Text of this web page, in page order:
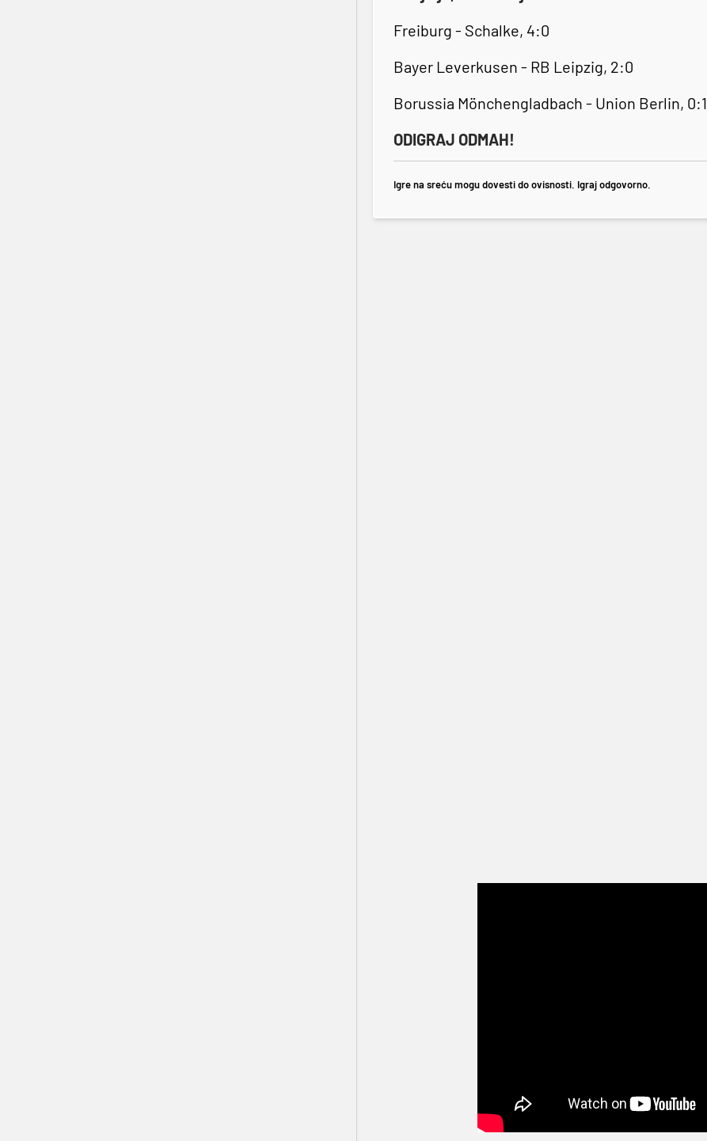
Freiburg - Schalke, 4:0
Bayer Leverkusen - RB Leipzig, 2:0
Borussia Mönchengladbach - Union Berlin, 0:1
ODIGRAJ ODMAH!
Igre na sreću mogu dovesti do ovisnosti. Igraj odgovorno.